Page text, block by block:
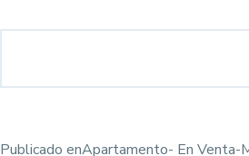
Publicado enApartamento- En Venta-